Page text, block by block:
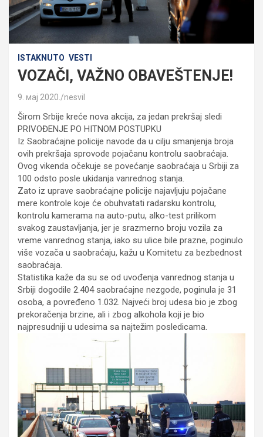
ISTAKNUTO VESTI
VOZAČI, VAŽNO OBAVEŠTENJE!
9. мај 2020. nesvil
Širom Srbije kreće nova akcija, za jedan prekršaj sledi
PRIVOĐENJE PO HITNOM POSTUPKU
Iz Saobraćajne policije navode da u cilju smanjenja broja
ovih prekršaja sprovode pojačanu kontrolu saobraćaja.
Ovog vikenda očekuje se povećanje saobraćaja u Srbiji za
100 odsto posle ukidanja vanrednog stanja.
Zato iz uprave saobraćajne policije najavljuju pojačane
mere kontrole koje će obuhvatati radarsku kontrolu,
kontrolu kamerama na auto-putu, alko-test prilikom
svakog zaustavljanja, jer je srazmerno broju vozila za
vreme vanrednog stanja, iako su ulice bile prazne, poginulo
više vozača u saobraćaju, kažu u Komitetu za bezbednost
saobraćaja.
Statistika kaže da su se od uvođenja vanrednog stanja u
Srbiji dogodile 2.404 saobraćajne nezgode, poginula je 31
osoba, a povređeno 1.032. Najveći broj udesa bio je zbog
prekoračenja brzine, ali i zbog alkohola koji je bio
najpresudniji u udesima sa najtežim posledicama.